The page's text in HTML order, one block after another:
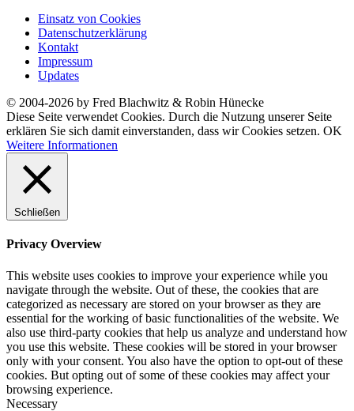
Einsatz von Cookies
Datenschutzerklärung
Kontakt
Impressum
Updates
© 2004-2026 by Fred Blachwitz & Robin Hünecke
Diese Seite verwendet Cookies. Durch die Nutzung unserer Seite
erklären Sie sich damit einverstanden, dass wir Cookies setzen. OK
Weitere Informationen
Schließen
Privacy Overview
This website uses cookies to improve your experience while you
navigate through the website. Out of these, the cookies that are
categorized as necessary are stored on your browser as they are
essential for the working of basic functionalities of the website. We
also use third-party cookies that help us analyze and understand how
you use this website. These cookies will be stored in your browser
only with your consent. You also have the option to opt-out of these
cookies. But opting out of some of these cookies may affect your
browsing experience.
Necessary